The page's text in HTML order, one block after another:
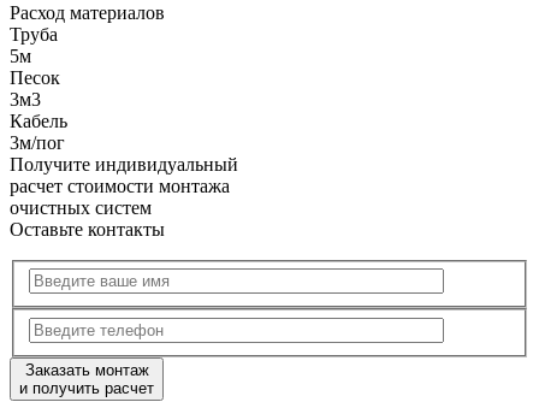
Расход материалов
Труба
5м
Песок
3м3
Кабель
3м/пог
Получите индивидуальный
расчет стоимости монтажа
очистных систем
Оставьте контакты
Заказать монтаж
и получить расчет